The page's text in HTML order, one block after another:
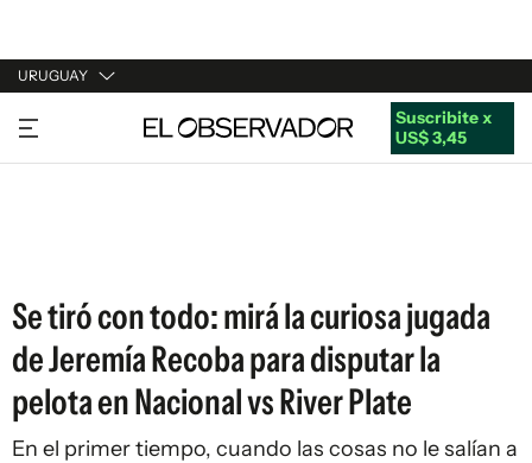
URUGUAY
URUGUAY
ARGENTINA
Suscribite x
US$ 3,45
Se tiró con todo: mirá la curiosa jugada
de Jeremía Recoba para disputar la
pelota en Nacional vs River Plate
En el primer tiempo, cuando las cosas no le salían a